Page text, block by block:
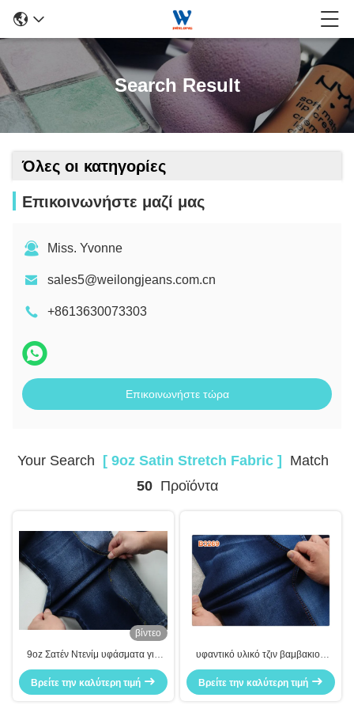
Search Result
Όλες οι κατηγορίες
Επικοινωνήστε μαζί μας
Miss. Yvonne
sales5@weilongjeans.com.cn
+8613630073303
Επικοινωνήστε τώρα
Your Search [ 9oz Satin Stretch Fabric ]
Match
50Προϊόντα
βίντεο
9oz Σατέν Ντενίμ υφάσματα για
γυναίκες τζιν
Βρείτε την καλύτερη τιμή
υφαντικό υλικό τζιν βαμβακιού
υφάσματος τζιν σατέν πολυεστέρα
βαμβακιού 24% 9oz 73%
Βρείτε την καλύτερη τιμή